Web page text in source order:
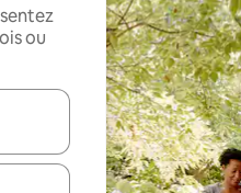
ou
vers le haut et vers le